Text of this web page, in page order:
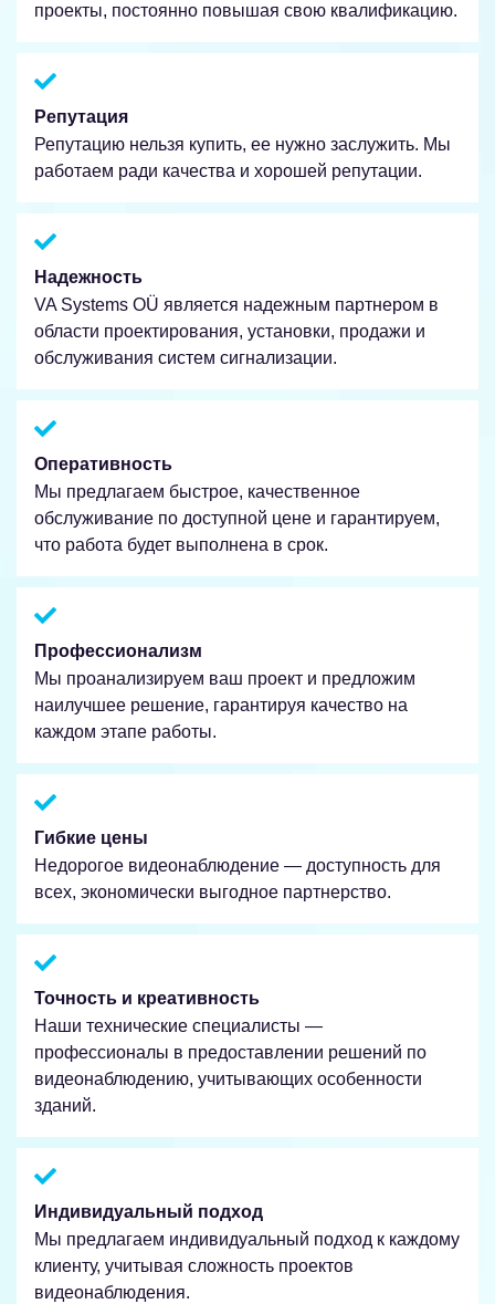
проекты, постоянно повышая свою квалификацию.
Репутация
Репутацию нельзя купить, ее нужно заслужить. Мы
работаем ради качества и хорошей репутации.
Надежность
VA Systems OÜ является надежным партнером в
области проектирования, установки, продажи и
обслуживания систем сигнализации.
Оперативность
Мы предлагаем быстрое, качественное
обслуживание по доступной цене и гарантируем,
что работа будет выполнена в срок.
Профессионализм
Мы проанализируем ваш проект и предложим
наилучшее решение, гарантируя качество на
каждом этапе работы.
Гибкие цены
Недорогое видеонаблюдение — доступность для
всех, экономически выгодное партнерство.
Точность и креативность
Наши технические специалисты —
профессионалы в предоставлении решений по
видеонаблюдению, учитывающих особенности
зданий.
Индивидуальный подход
Мы предлагаем индивидуальный подход к каждому
клиенту, учитывая сложность проектов
видеонаблюдения.